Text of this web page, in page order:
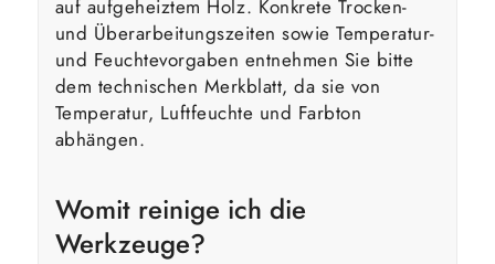
auf aufgeheiztem Holz. Konkrete Trocken-
und Überarbeitungszeiten sowie Temperatur-
und Feuchtevorgaben entnehmen Sie bitte
dem technischen Merkblatt, da sie von
Temperatur, Luftfeuchte und Farbton
abhängen.
Womit reinige ich die
Werkzeuge?